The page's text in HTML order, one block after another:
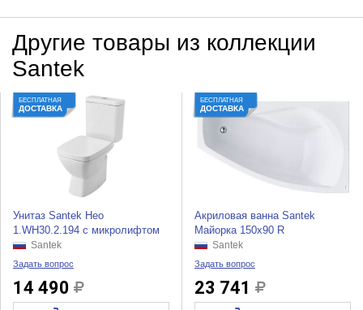
Другие товары из коллекции
Santek
БЕСПЛАТНАЯ
ДОСТАВКА
Унитаз Santek Нео
1.WH30.2.194 с микролифтом
Santek
Задать вопрос
14 490
БЕСПЛАТНАЯ
ДОСТАВКА
Акриловая ванна Santek
Майорка 150x90 R
Santek
Задать вопрос
23 741